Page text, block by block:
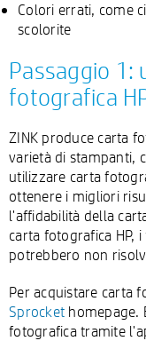
Colori errati, come
scolorite
Passaggio 1:
fotografica
ZINK produce carta
varietà di stampanti,
utilizzare carta
ottenere i migliori
l'affidabilità della
carta fotografica HP,
potrebbero non
Per acquistare carta
Sprocket homepage.
fotografica tramite